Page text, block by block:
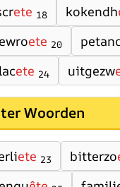
ete 18 kokendh
ete 20
ete 24 uitgezw
Woorden
ete 23 bitterzo